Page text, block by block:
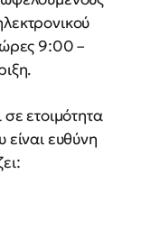
ώρες 9:00 –
ετοιμότητα
ευθύνη